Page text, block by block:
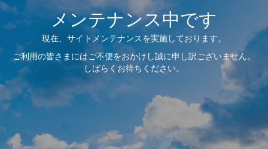
メンテナンス中です
現在、サイトメンテナンスを実施しております。
ご利用の皆さまにはご不便をおかけし誠に申し訳ございません。
しばらくお待ちください。